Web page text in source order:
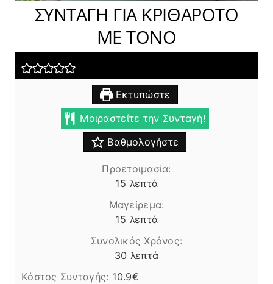
ΣΥΝΤΑΓΗ ΓΙΑ ΚΡΙΘΑΡΟΤΟ
ΜΕ ΤΟΝΟ
Εκτυπώστε
Μοιραστείτε την Συνταγή!
Βαθμολογήστε
Προετοιμασία:
15 λεπτά
λεπτά
Μαγείρεμα:
15 λεπτά
λεπτά
Συνολικός Χρόνος:
30 λεπτά
λεπτά
Κόστος Συνταγής: 10.9€